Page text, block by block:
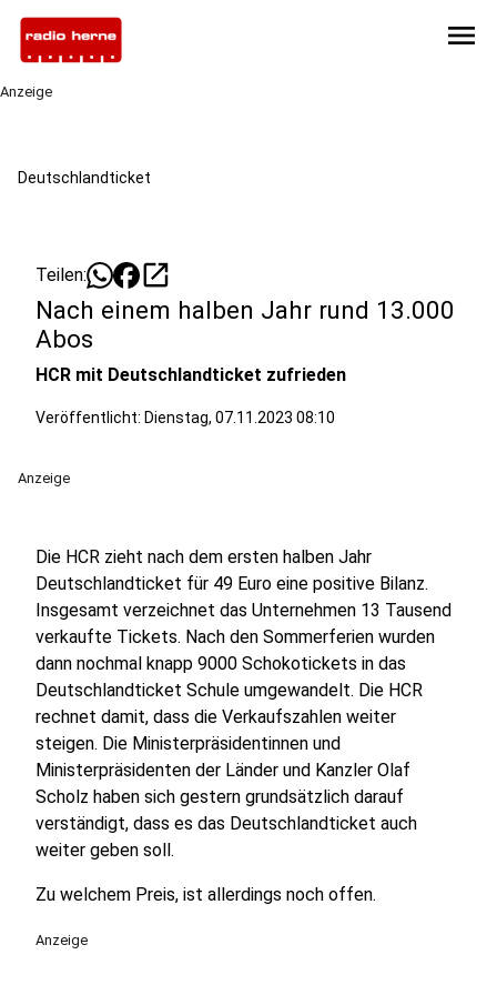
menu
Anzeige
Deutschlandticket
Teilen: open_in_new
Nach einem halben Jahr rund 13.000
Abos
HCR mit Deutschlandticket zufrieden
Veröffentlicht: Dienstag, 07.11.2023 08:10
Anzeige
Die HCR zieht nach dem ersten halben Jahr
Deutschlandticket für 49 Euro eine positive Bilanz.
Insgesamt verzeichnet das Unternehmen 13 Tausend
verkaufte Tickets. Nach den Sommerferien wurden
dann nochmal knapp 9000 Schokotickets in das
Deutschlandticket Schule umgewandelt. Die HCR
rechnet damit, dass die Verkaufszahlen weiter
steigen. Die Ministerpräsidentinnen und
Ministerpräsidenten der Länder und Kanzler Olaf
Scholz haben sich gestern grundsätzlich darauf
verständigt, dass es das Deutschlandticket auch
weiter geben soll.
Zu welchem Preis, ist allerdings noch offen.
Anzeige